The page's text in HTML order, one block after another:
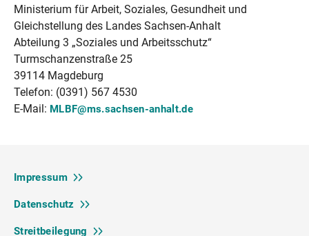
Ministerium für Arbeit, Soziales, Gesundheit und
Gleichstellung des Landes Sachsen-Anhalt
Abteilung 3 „Soziales und Arbeitsschutz“
Turmschanzenstraße 25
39114 Magdeburg
Telefon: (0391) 567 4530
E-Mail: MLBF@ms.sachsen-anhalt.de
Impressum
Datenschutz
Streitbeilegung